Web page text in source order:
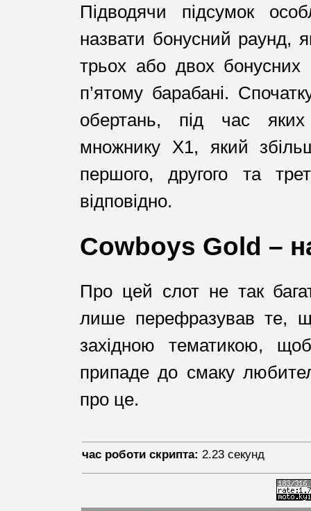
Підводячи підсумок
назвати бонусний раунд,
трьох або двох бонусних
п’ятому барабані.
обертань, під час яких
множнику X1, який
першого, другого та
відповідно.
Cowboys Gold –
Про цей слот не так
лише перефразував те,
західною тематикою,
припаде до смаку
про це.
час роботи скрипта: 2.23 секунд